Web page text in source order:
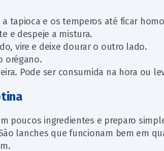
tapioca e os temperos até ficar
e despeje a mistura.
vire e deixe dourar o outro lado.
orégano.
Pode ser consumida na hora ou
poucos ingredientes e preparo
lanches que funcionam bem em